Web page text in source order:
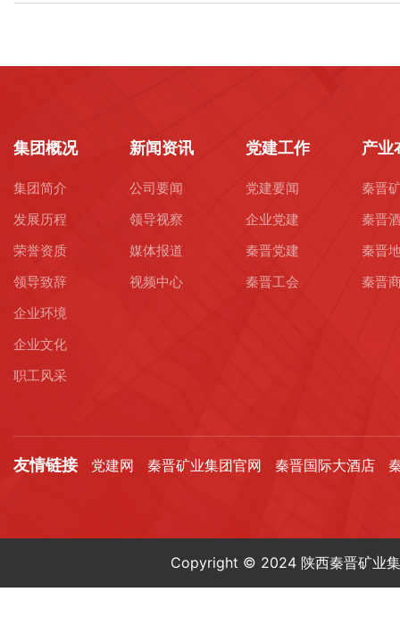
集团概况
集团简介
发展历程
荣誉资质
领导致辞
企业环境
企业文化
职工风采
新闻资讯
公司要闻
领导视察
媒体报道
视频中心
党建工作
党建要闻
企业党建
秦晋党建
秦晋工会
产业
秦晋
秦晋
秦晋
秦晋
友情链接 党建网 秦晋矿业集团官网 秦晋国际大酒店
Copyright © 2024 陕西秦晋矿业